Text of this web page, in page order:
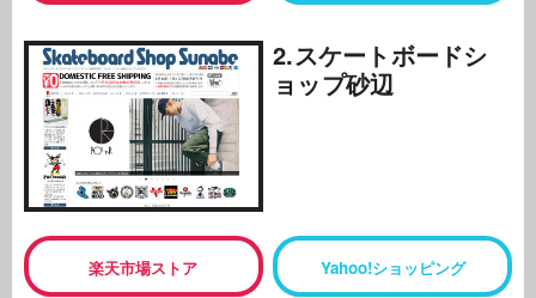
2.スケートボードシ
ョップ砂辺
楽天市場ストア Yahoo!ショッピング